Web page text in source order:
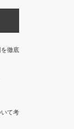
徹底
て考